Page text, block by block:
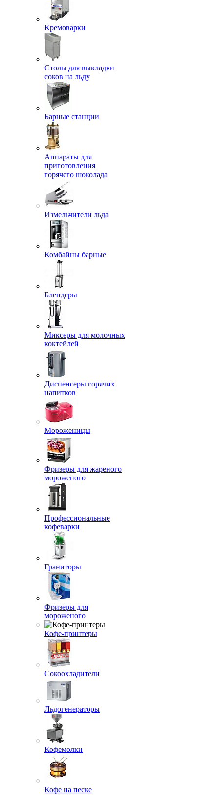
Кремоварки
Столы для выкладки
соков на льду
Барные станции
Аппараты для
приготовления
горячего шоколада
Измельчители льда
Комбайны барные
Блендеры
Миксеры для молочных
коктейлей
Диспенсеры горячих
напитков
Мороженицы
Фризеры для жареного
мороженого
Профессиональные
кофеварки
Граниторы
Фризеры для
мороженого
Кофе-принтеры
Сокоохладители
Льдогенераторы
Кофемолки
Кофе на песке